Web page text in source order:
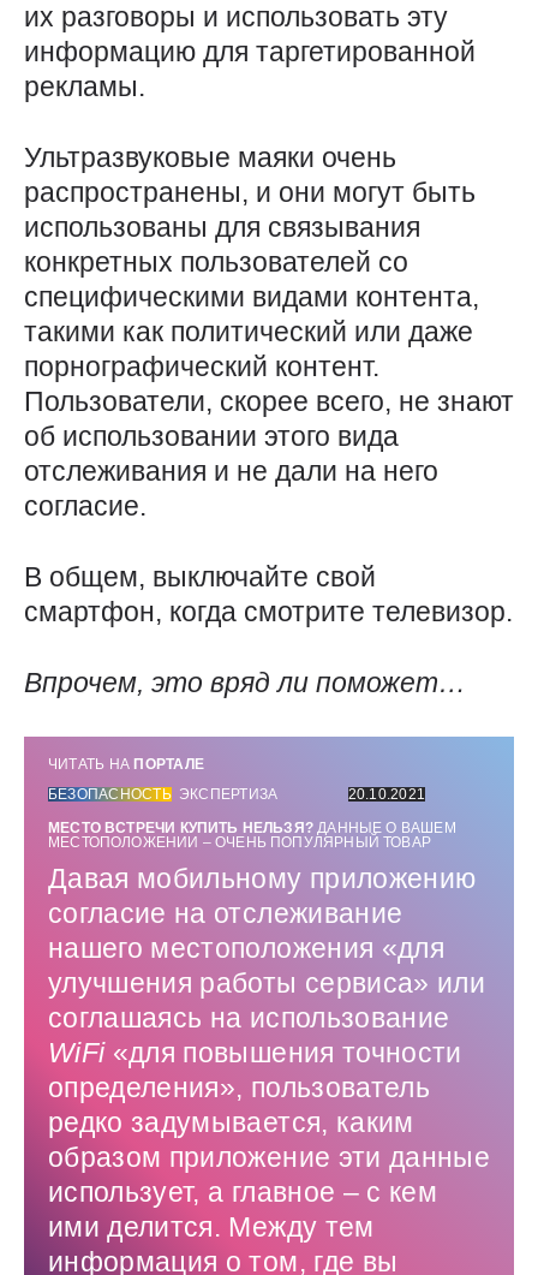
их разговоры и использовать эту
информацию для таргетированной
рекламы.
Ультразвуковые маяки очень
распространены, и они могут быть
использованы для связывания
конкретных пользователей со
специфическими видами контента,
такими как политический или даже
порнографический контент.
Пользователи, скорее всего, не знают
об использовании этого вида
отслеживания и не дали на него
согласие.
В общем, выключайте свой
смартфон, когда смотрите телевизор.
Впрочем, это вряд ли поможет…
ЧИТАТЬ НА ПОРТАЛЕ
БЕЗОПАСНОСТЬ ЭКСПЕРТИЗА
20.10.2021
МЕСТО ВСТРЕЧИ КУПИТЬ НЕЛЬЗЯ? ДАННЫЕ О ВАШЕМ
МЕСТОПОЛОЖЕНИИ – ОЧЕНЬ ПОПУЛЯРНЫЙ ТОВАР
Давая мобильному приложению
согласие на отслеживание
нашего местоположения «для
улучшения работы сервиса» или
соглашаясь на использование
WiFi «для повышения точности
определения», пользователь
редко задумывается, каким
образом приложение эти данные
использует, а главное – с кем
ими делится. Между тем
информация о том, где вы